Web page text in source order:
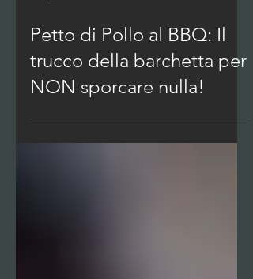
Tempo di lettura: 2 min
Petto di Pollo al BBQ: Il
trucco della barchetta per
NON sporcare nulla!